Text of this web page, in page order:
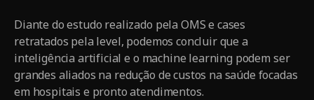
Diante do estudo realizado pela OMS e cases
retratados pela level, podemos concluir que a
inteligência artificial e o machine learning podem ser
grandes aliados na redução de custos na saúde focadas
em hospitais e pronto atendimentos.